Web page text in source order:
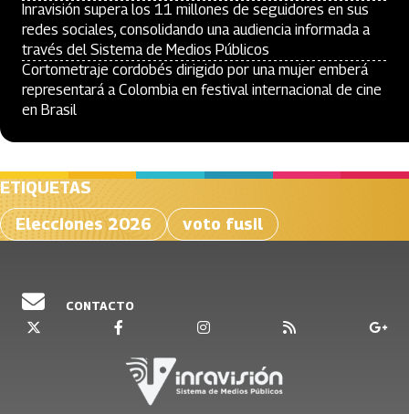
Inravisión supera los 11 millones de seguidores en sus
redes sociales, consolidando una audiencia informada a
través del Sistema de Medios Públicos
Cortometraje cordobés dirigido por una mujer emberá
representará a Colombia en festival internacional de cine
en Brasil
ETIQUETAS
Elecciones 2026
voto fusil
CONTACTO